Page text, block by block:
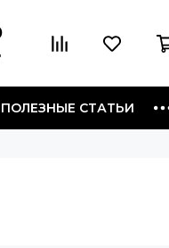
ПОЛЕЗНЫЕ СТАТЬИ